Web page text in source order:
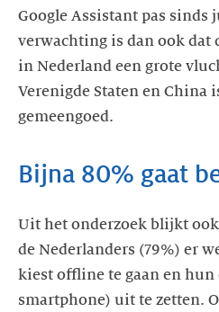
Google Assistant pas sinds
verwachting is dan ook dat
in Nederland een grote
Verenigde Staten en China
gemeengoed.
Bijna 80% gaat
Uit het onderzoek blijkt
de Nederlanders (79%) er
kiest offline te gaan en hun
smartphone) uit te zetten.